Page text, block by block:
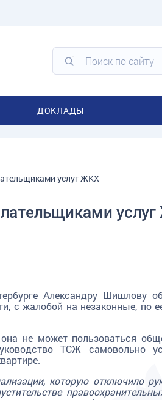
ДОКЛАДЫ
услуг ЖКХ
Александру Шишлову
с жалобой на незаконные, по
не может пользоваться
ТСЖ самовольно
которую отключило